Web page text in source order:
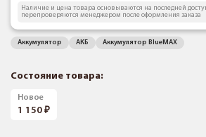
Наличие и цена товара основываются на последней
перепроверяются менеджером после оформления заказа
Аккумулятор АКБ Аккумулятор BlueMAX
Состояние товара:
Новое
1 150